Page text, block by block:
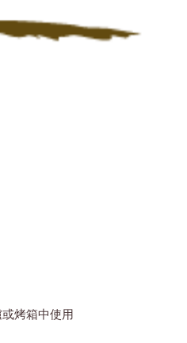
烤箱中使用